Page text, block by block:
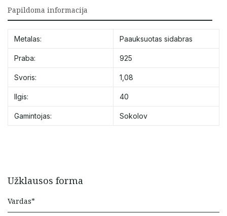
Papildoma informacija
Metalas: Paauksuotas sidabras
Praba: 925
Svoris: 1,08
Ilgis: 40
Gamintojas: Sokolov
Užklausos forma